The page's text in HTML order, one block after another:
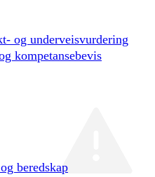
og underveisvurdering
kompetansebevis
beredskap